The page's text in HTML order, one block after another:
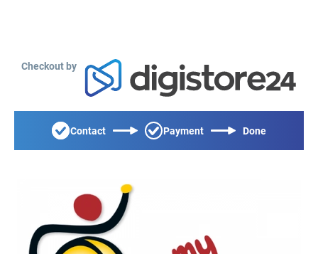
Checkout by
Contact Payment Done